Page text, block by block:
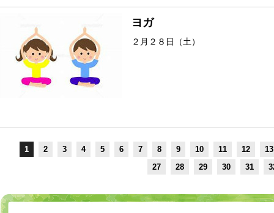
ヨガ
２月２８日（土）
1 2 3 4 5 6 7 8 9 10 11 12
13
27
28 29 30 31